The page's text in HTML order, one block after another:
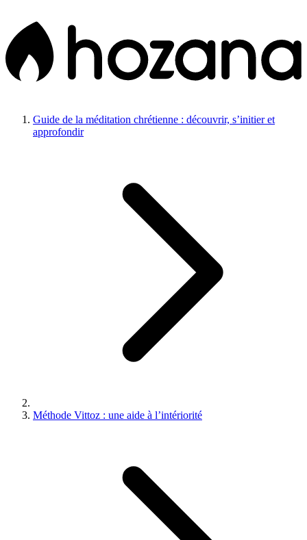
Guide de la méditation chrétienne : découvrir, s’initier et
approfondir
Méthode Vittoz : une aide à l’intériorité